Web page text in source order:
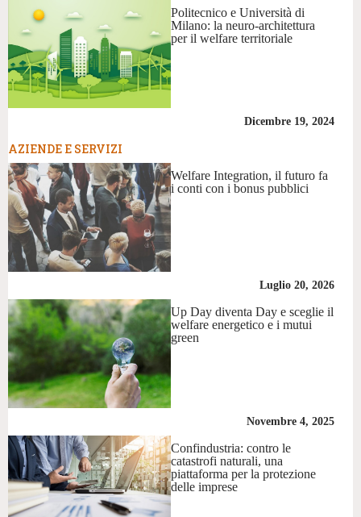
Politecnico e Università di
Milano: la neuro-architettura
per il welfare territoriale
Dicembre 19, 2024
AZIENDE E SERVIZI
Welfare Integration, il futuro fa
i conti con i bonus pubblici
Luglio 20, 2026
Up Day diventa Day e sceglie il
welfare energetico e i mutui
green
Novembre 4, 2025
Confindustria: contro le
catastrofi naturali, una
piattaforma per la protezione
delle imprese